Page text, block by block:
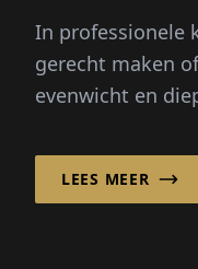
In professionele
gerecht maken
evenwicht en
LEES MEER